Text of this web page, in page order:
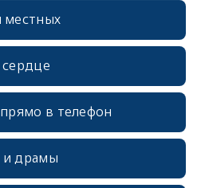
местных
в телефон
драмы